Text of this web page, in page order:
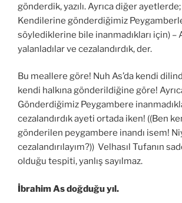
gönderdik, yazılı. Ayrıca diğer
Kendilerine gönderdiğimiz
söylediklerine bile inanmadıkları için) –
yalanladılar ve cezalandırdık, der.
Bu meallere göre! Nuh As’da kendi
kendi halkına gönderildiğine göre!
Gönderdiğimiz Peygambere
cezalandırdık ayeti ortada iken! ((Ben
gönderilen peygambere inandı isem!
cezalandırılayım?)) Velhasıl Tufanın
olduğu tespiti, yanlış sayılmaz.
İbrahim As doğduğu yıl.